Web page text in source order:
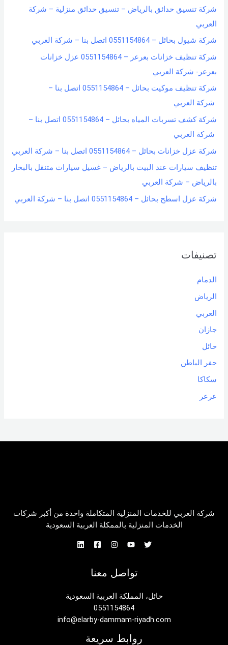
شركة تنسيق حدائق بالرياض – تنسيق حدائق منزلية – شركة
العربي
شركة شيول بحائل – 0551154864 اتصل بنا – شركة العربي
شركة تنظيف خزانات بعرعر – 0551154864 عزل خزانات
بعرعر- شركة العربي
شركة تنظيف موكيت بحائل – 0551154864 اتصل بنا –
شركة العربي
شركة كشف تسربات المياه بحائل – 0551154864 اتصل بنا –
شركة العربي
شركة عزل خزانات بحائل – 0551154864 اتصل بنا – شركة العربي
تنظيف سيارات عند البيت بالرياض – غسيل سيارات متنقل بالبخار
بالرياض – شركة العربي
شركة عزل اسطح بحائل – 0551154864 اتصل بنا – شركة العربي
تصنيفات
الدمام
الرياض
العربي
جازان
حائل
حفر الباطن
سكاكا
عرعر
شركة العربي للخدمات المنزلية المتكاملة واحدة من أكبر شركات
الخدمات المنزلية بالممكلة العربية السعودية
تواصل معنا
حائل، المملكة العربية السعودية
0551154864
info@elarby-dammam-riyadh.com
روابط سريعة